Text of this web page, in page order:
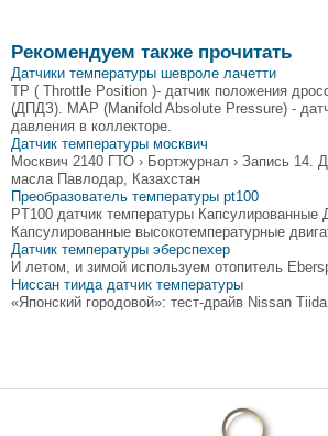
Рекомендуем также прочитать
Датчики температуры шевроле лачетти
TP ( Throttle Position )- датчик положения
(ДПДЗ). MAP (Manifold Absolute Pressure) -
давления в коллекторе.
Датчик температуры москвич
Москвич 2140 ГТО › Бортжурнал › Запись 14.
масла Павлодар, Казахстан
Преобразователь температуры pt100
PT100 датчик температуры Капсулированные
Капсулированные высокотемпературные
Датчик температуры эберспехер
И летом, и зимой используем отопитель
Ниссан тиида датчик температуры
«Японский городовой»: тест-драйв Nissan Tiida